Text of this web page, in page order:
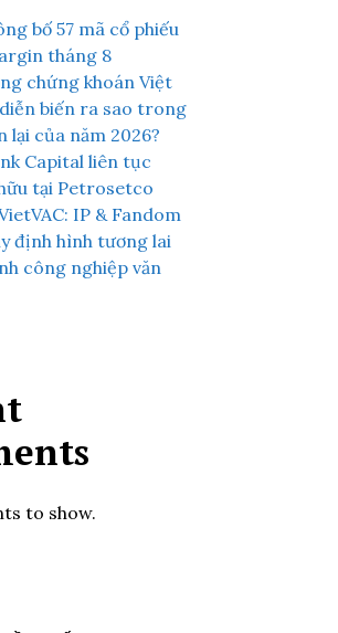
bố 57 mã cổ phiếu
tháng 8
chứng khoán Việt
biến ra sao trong
lại của năm 2026?
Capital liên tục
tại Petrosetco
IP & Fandom
định hình tương lai
công nghiệp văn
to show.